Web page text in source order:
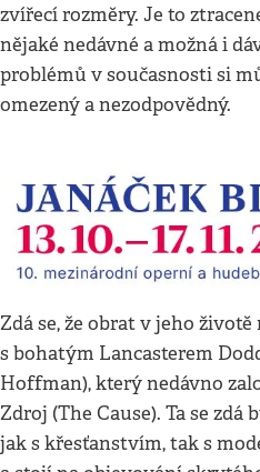
zvířecí rozměry. Je to
nějaké nedávné a možná i
problémů v současnosti si
omezený a nezodpovědný.
Zdá se, že obrat v jeho
s bohatým Lancasterem
Hoffman), který nedávno
Zdroj (The Cause). Ta se
jak s křesťanstvím, tak s